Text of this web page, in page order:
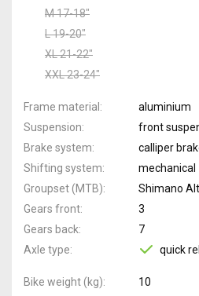
M 17-18"
L 19-20"
XL 21-22"
XXL 23-24"
Frame material
aluminium
Suspension
front
Brake system
calliper
Shifting system
mechanical
Groupset (MTB)
Shimano
Gears front
3
Gears back
7
Axle type
quick
Bike weight (kg) 10